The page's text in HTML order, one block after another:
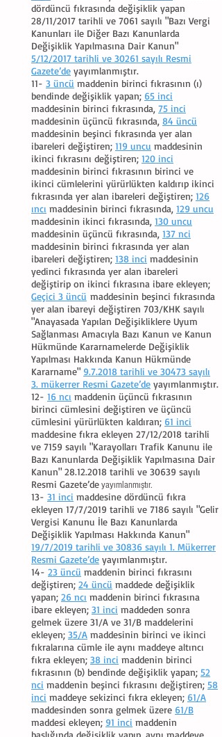
dördüncü fıkrasında değişiklik yapan
28/11/2017 tarihli ve 7061 sayılı "Bazı Vergi
Kanunları ile Diğer Bazı Kanunlarda
Değişiklik Yapılmasına Dair Kanun"
5/12/2017 tarihli ve 30261 sayılı Resmi
Gazete’de yayımlanmıştır.
11- 3 üncü maddenin birinci fıkrasının (ı)
bendinde değişiklik yapan; 65 inci
maddesinin birinci fıkrasında, 75 inci
maddesinin üçüncü fıkrasında, 84 üncü
maddesinin beşinci fıkrasında yer alan
ibareleri değiştiren; 119 uncu maddesinin
ikinci fıkrasını değiştiren; 120 inci
maddesinin birinci fıkrasının birinci ve
ikinci cümlelerini yürürlükten kaldırıp ikinci
fıkrasında yer alan ibareleri değiştiren; 126
ıncı maddesinin birinci fıkrasında, 129 uncu
maddesinin ikinci fıkrasında, 130 uncu
maddesinin üçüncü fıkrasında, 137 nci
maddesinin birinci fıkrasında yer alan
ibareleri değiştiren; 138 inci maddesinin
yedinci fıkrasında yer alan ibareleri
değiştirip on ikinci fıkrasına ibare ekleyen;
Geçici 3 üncü maddesinin beşinci fıkrasında
yer alan ibareyi değiştiren 703/KHK sayılı
"Anayasada Yapılan Değişikliklere Uyum
Sağlanması Amacıyla Bazı Kanun ve Kanun
Hükmünde Kararnamelerde Değişiklik
Yapılması Hakkında Kanun Hükmünde
Kararname" 9.7.2018 tarihli ve 30473 sayılı
3. mükerrer Resmi Gazete’de yayımlanmıştır.
12- 16 ncı maddenin üçüncü fıkrasının
birinci cümlesini değiştiren ve üçüncü
cümlesini yürürlükten kaldıran; 61 inci
maddesine fıkra ekleyen 27/12/2018 tarihli
ve 7159 sayılı "Karayolları Trafik Kanunu ile
Bazı Kanunlarda Değişiklik Yapılmasına Dair
Kanun" 28.12.2018 tarihli ve 30639 sayılı
Resmi Gazete’deyayımlanmıştır.
13- 31 inci maddesine dördüncü fıkra
ekleyen 17/7/2019 tarihli ve 7186 sayılı "Gelir
Vergisi Kanunu İle Bazı Kanunlarda
Değişiklik Yapılması Hakkında Kanun"
19/7/2019 tarihli ve 30836 sayılı 1. Mükerrer
Resmi Gazete’de yayımlanmıştır.
14- 23 üncü maddenin birinci fıkrasını
değiştiren; 24 üncü maddede değişiklik
yapan; 26 ncı maddenin birinci fıkrasına
ibare ekleyen; 31 inci maddeden sonra
gelmek üzere 31/A ve 31/B maddelerini
ekleyen; 35/A maddesinin birinci ve ikinci
fıkralarına cümle ile aynı maddeye altıncı
fıkra ekleyen; 38 inci maddenin birinci
fıkrasının (b) bendinde değişiklik yapan; 52
nci maddenin beşinci fıkrasını değiştiren; 58
inci maddeye sekizinci fıkra ekleyen; 61/A
maddesinden sonra gelmek üzere 61/B
maddesi ekleyen; 91 inci maddenin
başlığında değişiklik yapıp, aynı maddeye